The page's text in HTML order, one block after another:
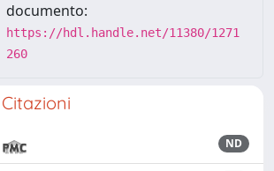
documento:
https://hdl.handle.net/11380/1271
260
Citazioni
ND